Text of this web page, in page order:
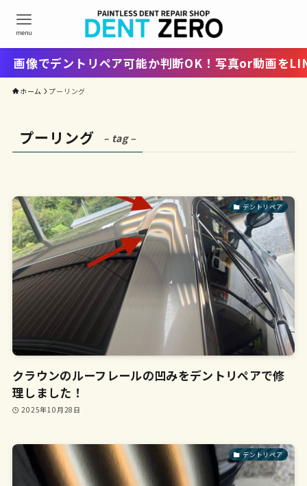
menu
像でデントリペア可能か判断OK！写真or動画をLINE
ホーム プーリング
プーリング – tag –
デントリペア
クラウンのルーフレールの凹みをデントリペアで修
理しました！
2025年10月28日
デントリペア